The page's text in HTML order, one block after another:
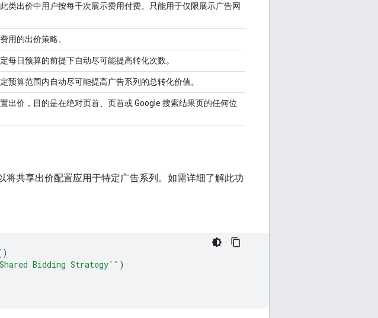
类出价中用户按每千次展示费用付费。只能用于仅限展示广告网
用的出价策略。
每日预算的前提下自动尽可能提高转化次数。
预算范围内自动尽可能提高广告系列的总转化价值。
出价，目的是在绝对页首、页首或 Google 搜索结果页的任何位
共享出价配置应用于特定广告系列。如需详细了解此功
Bidding Strategy'" )